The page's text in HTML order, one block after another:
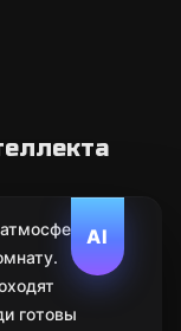
AI
готовы